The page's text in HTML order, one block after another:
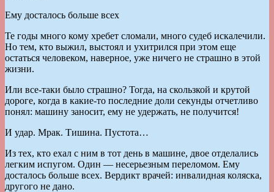
Ему досталось больше всех
Те годы много кому хребет сломали, много судеб искалечили.
Но тем, кто выжил, выстоял и ухитрился при этом еще
остаться человеком, наверное, уже ничего не страшно в этой
жизни.
Или все-таки было страшно? Тогда, на скользкой и крутой
дороге, когда в какие-то последние доли секунды отчетливо
понял: машину заносит, ему не удержать, не получится!
И удар. Мрак. Тишина. Пустота…
Из тех, кто ехал с ним в тот день в машине, двое отделались
легким испугом. Один — несерьезным переломом. Ему
досталось больше всех. Вердикт врачей: инвалидная коляска,
другого не дано.